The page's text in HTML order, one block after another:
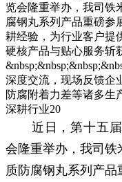
览会隆重举办，我司铁
腐钢丸系列产品重磅参
耕经验，为行业客户提
硬核产品与贴心服务斩
深度交流，现场反馈企
防腐附着力差等诸多生
深耕行业20
近日，第十五
会隆重举办，我司铁
质防腐钢丸系列产